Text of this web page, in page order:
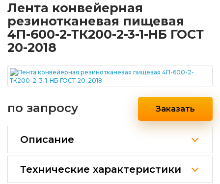
Лента конвейерная
резинотканевая пищевая
4П-600-2-ТК200-2-3-1-НБ ГОСТ
20-2018
по запросу Заказать
Описание
Технические характеристики